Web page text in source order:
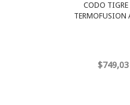
CODO
TERMOFUSION
$749,03